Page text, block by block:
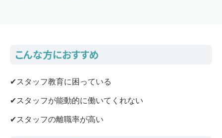
こんな方におすすめ
✔スタッフ教育に困っている
✔スタッフが能動的に働いてくれない
✔スタッフの離職率が高い